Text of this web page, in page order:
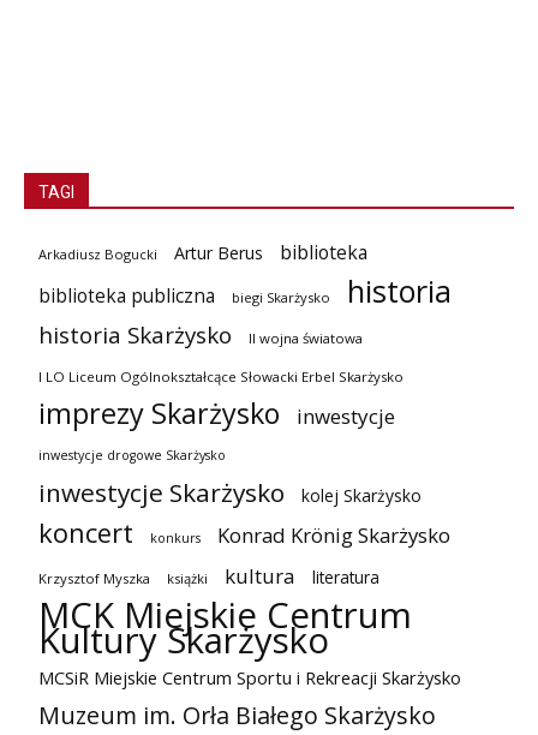
TAGI
Arkadiusz Bogucki Artur Berus
biblioteka
biblioteka publiczna
biegi Skarżysko historia
historia Skarżysko II wojna światowa
I LO Liceum Ogólnokształcące Słowacki Erbel Skarżysko
imprezy Skarżysko inwestycje
inwestycje drogowe Skarżysko
inwestycje Skarżysko kolej Skarżysko
koncert konkurs Konrad Krönig Skarżysko
Krzysztof Myszka książki kultura literatura
MCK Miejskie Centrum
Kultury Skarżysko
MCSiR Miejskie Centrum Sportu i Rekreacji Skarżysko
Muzeum im. Orła Białego Skarżysko